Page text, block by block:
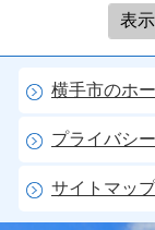
表示
横手市のホ
プライバシ
サイトマップ